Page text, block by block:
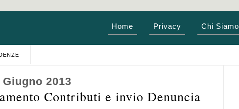
Home Privacy Chi Siamo
2013
Contributi e invio Denuncia